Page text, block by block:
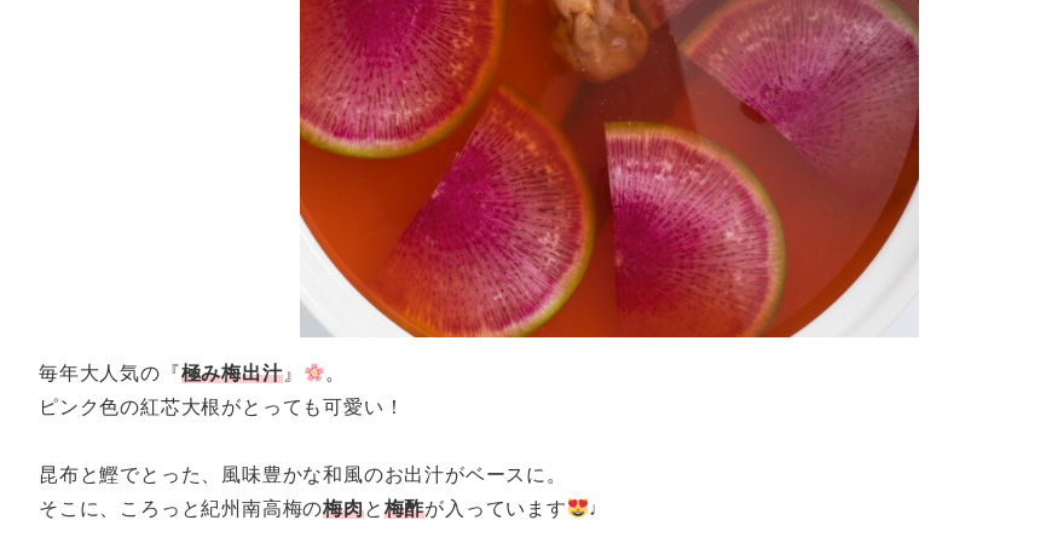
毎年大人気の『極み梅出汁』
。
ピンク色の紅芯大根がとっても可愛い！
昆布と鰹でとった、風味豊かな和風のお出汁がベースに。
そこに、ころっと紀州南高梅の梅肉と 梅酢が入っています ♩